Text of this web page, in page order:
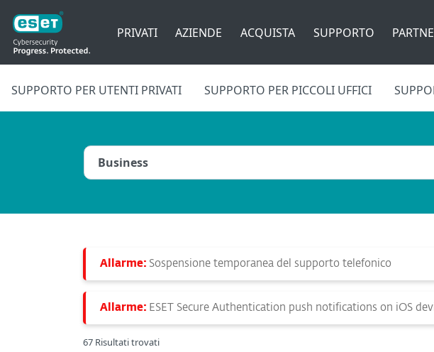
PRIVATI AZIENDE ACQUISTA SUPPORTO
SUPPORTO PER UTENTI PRIVATI SUPPORTO PER PICCOLI UFFICI
Allarme: Sospensione temporanea del supporto telefonico
Allarme: ESET Secure Authentication push notifications on iOS
67 Risultati trovati